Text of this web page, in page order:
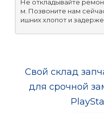
Не откладывайте
м. Позвоните нам
ишних хлопот и
Свой склад
для срочной